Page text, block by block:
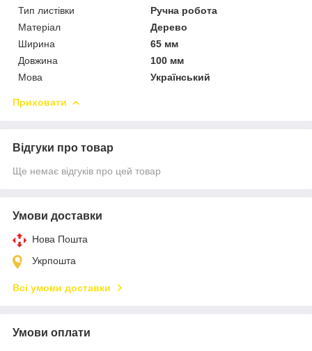
Тип листівки
Ручна робота
Матеріал
Дерево
Ширина
65 мм
Довжина
100 мм
Мова
Український
Приховати
Відгуки про товар
Ще немає відгуків про цей товар
Умови доставки
Нова Пошта
Укрпошта
Всі умови доставки
Умови оплати